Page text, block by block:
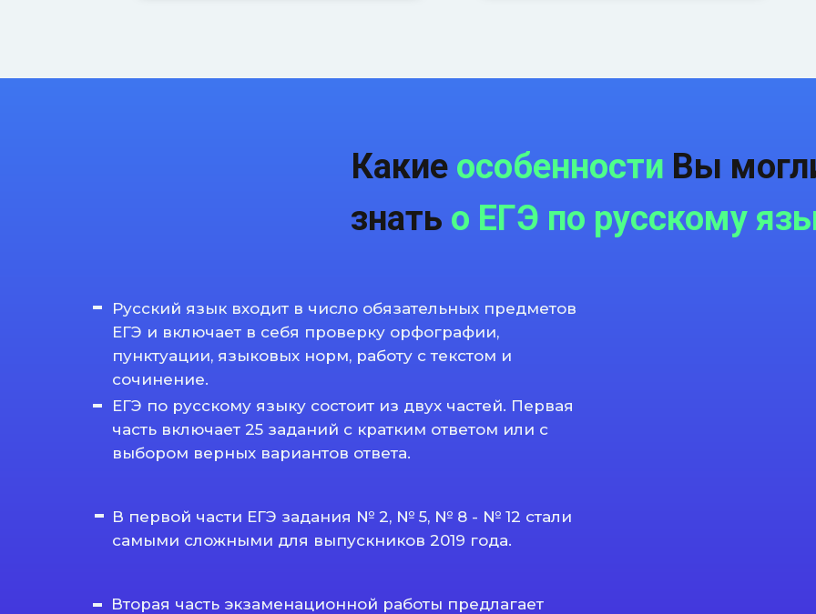
Какие особенности Вы
знать о ЕГЭ по русскому
Русский язык входит в число обязательных предметов
ЕГЭ и включает в себя проверку орфографии,
пунктуации, языковых норм, работу с текстом и
сочинение.
ЕГЭ по русскому языку состоит из двух частей. Первая
часть включает 25 заданий с кратким ответом или с
выбором верных вариантов ответа.
В первой части ЕГЭ задания № 2, № 5, № 8 - № 12 стали
самыми сложными для выпускников 2019 года.
Вторая часть экзаменационной работы предлагает